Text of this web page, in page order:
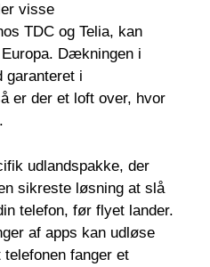
visse
TDC og Telia, kan
Dækningen i
garanteret i
er der et loft over, hvor
udlandspakke, der
sikreste løsning at slå
telefon, før flyet lander.
af apps kan udløse
fanger et